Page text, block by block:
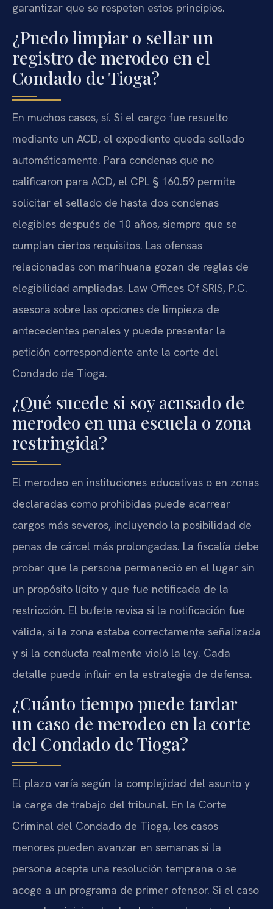
garantizar que se respeten estos principios.
¿Puedo limpiar o sellar un
registro de merodeo en el
Condado de Tioga?
En muchos casos, sí. Si el cargo fue resuelto
mediante un ACD, el expediente queda sellado
automáticamente. Para condenas que no
calificaron para ACD, el CPL § 160.59 permite
solicitar el sellado de hasta dos condenas
elegibles después de 10 años, siempre que se
cumplan ciertos requisitos. Las ofensas
relacionadas con marihuana gozan de reglas de
elegibilidad ampliadas. Law Offices Of SRIS, P.C.
asesora sobre las opciones de limpieza de
antecedentes penales y puede presentar la
petición correspondiente ante la corte del
Condado de Tioga.
¿Qué sucede si soy acusado de
merodeo en una escuela o zona
restringida?
El merodeo en instituciones educativas o en zonas
declaradas como prohibidas puede acarrear
cargos más severos, incluyendo la posibilidad de
penas de cárcel más prolongadas. La fiscalía debe
probar que la persona permaneció en el lugar sin
un propósito lícito y que fue notificada de la
restricción. El bufete revisa si la notificación fue
válida, si la zona estaba correctamente señalizada
y si la conducta realmente violó la ley. Cada
detalle puede influir en la estrategia de defensa.
¿Cuánto tiempo puede tardar
un caso de merodeo en la corte
del Condado de Tioga?
El plazo varía según la complejidad del asunto y
la carga de trabajo del tribunal. En la Corte
Criminal del Condado de Tioga, los casos
menores pueden avanzar en semanas si la
persona acepta una resolución temprana o se
acoge a un programa de primer ofensor. Si el caso